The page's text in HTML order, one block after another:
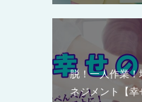
脱！一人作業
ネジメント【幸